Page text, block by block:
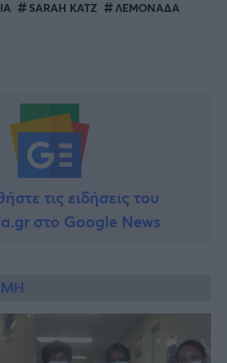
SARAH KATZ
ΛΕΜΟΝΑΔΑ
τις ειδήσεις του
στο Google News